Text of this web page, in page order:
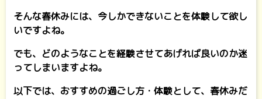
そんな春休みには、今しかできないことを体験して欲し
いですよね。
でも、どのようなことを経験させてあげれば良いのか迷
ってしまいますよね。
以下では、おすすめの過ごし方・体験として、春休みだ